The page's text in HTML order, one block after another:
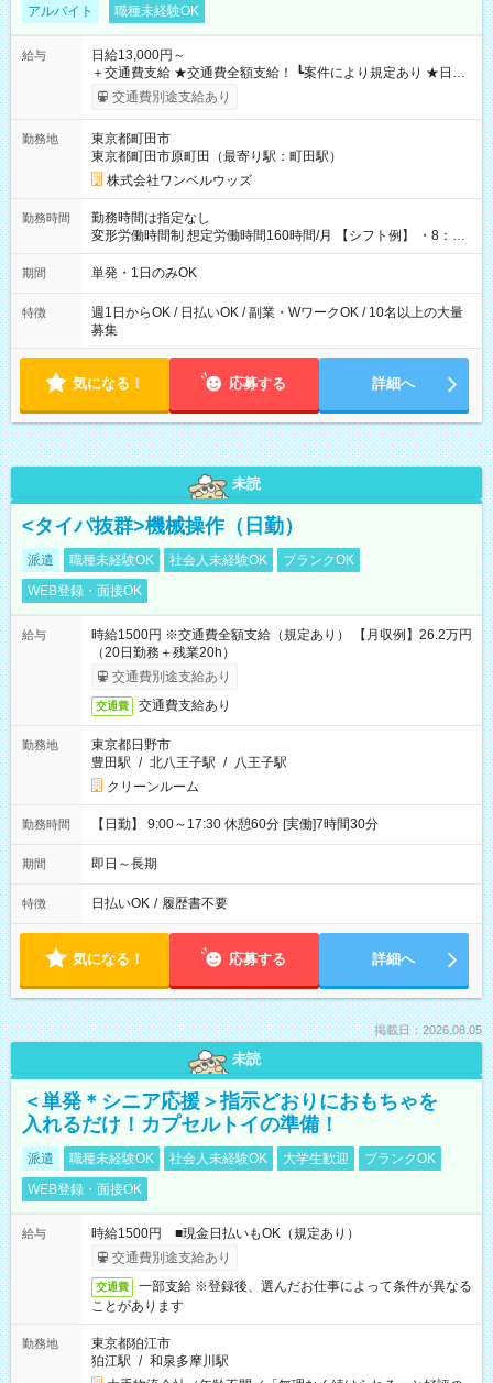
アルバイト 職種未経験OK
給与
日給13,000円～
＋交通費支給 ★交通費全額支給！ ┗案件により規定あり ★日払
いOK！（規定あり） ┗働いたその日に現金GET♪ お仕事後はコ
ンビニATMから 日払い分を引き落とせます！ 【試用期間】試
交通費別途支給あり
勤務地
東京都町田市
東京都町田市原町田（最寄り駅：町田駅）
株式会社ワンベルウッズ
勤務時間
勤務時間は指定なし
変形労働時間制 想定労働時間160時間/月 【シフト例】 ・8：00
～21：00
期間 単発・1日のみOK
特徴
週1日からOK / 日払いOK / 副業・WワークOK / 10名以上の大量
募集
気になる！ 応募する 詳細へ
未読
<タイパ抜群>機械操作（日勤）
派遣 職種未経験OK 社会人未経験OK
ブランクOK
WEB登録・面接OK
給与
時給1500円 ※交通費全額支給（規定あり） 【月収例】26.2万円
（20日勤務＋残業20h）
交通費別途支給あり
交通費 交通費支給あり
勤務地
東京都日野市
豊田駅 / 北八王子駅 / 八王子駅
クリーンルーム
勤務時間 【日勤】 9:00～17:30 休憩60分 [実働]7時間30分
期間 即日～長期
特徴 日払いOK / 履歴書不要
気になる！ 応募する 詳細へ
掲載日：2026.08.05
未読
＜単発＊シニア応援＞指示どおりにおもちゃを
入れるだけ！カプセルトイの準備！
派遣 職種未経験OK 社会人未経験OK 大学生歓迎
ブランクOK
WEB登録・面接OK
給与
時給1500円 ■現金日払いもOK（規定あり）
交通費別途支給あり
交通費
一部支給 ※登録後、選んだお仕事によって条件が異なる
ことがあります
勤務地
東京都狛江市
狛江駅 / 和泉多摩川駅